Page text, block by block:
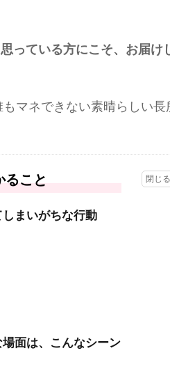
っている方にこそ、お届け
マネできない素晴らしい長
ること
まいがちな行動
面は、こんなシーン